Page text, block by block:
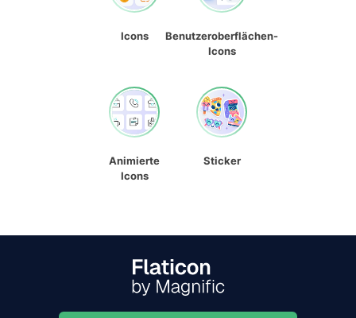
Icons
Benutzeroberflächen-
Icons
Animierte
Icons
Sticker